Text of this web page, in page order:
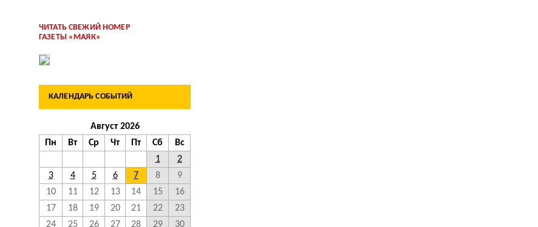
ЧИТАТЬ СВЕЖИЙ НОМЕР
ГАЗЕТЫ «МАЯК»
КАЛЕНДАРЬ СОБЫТИЙ
Август 2026
Пн
Вт Ср Чт Пт Сб
Вс
1
2
3
4 5 6 7 8
9
10
11 12 13 14 15
16
17
18 19 20 21 22
23
24
25 26 27 28 29 30